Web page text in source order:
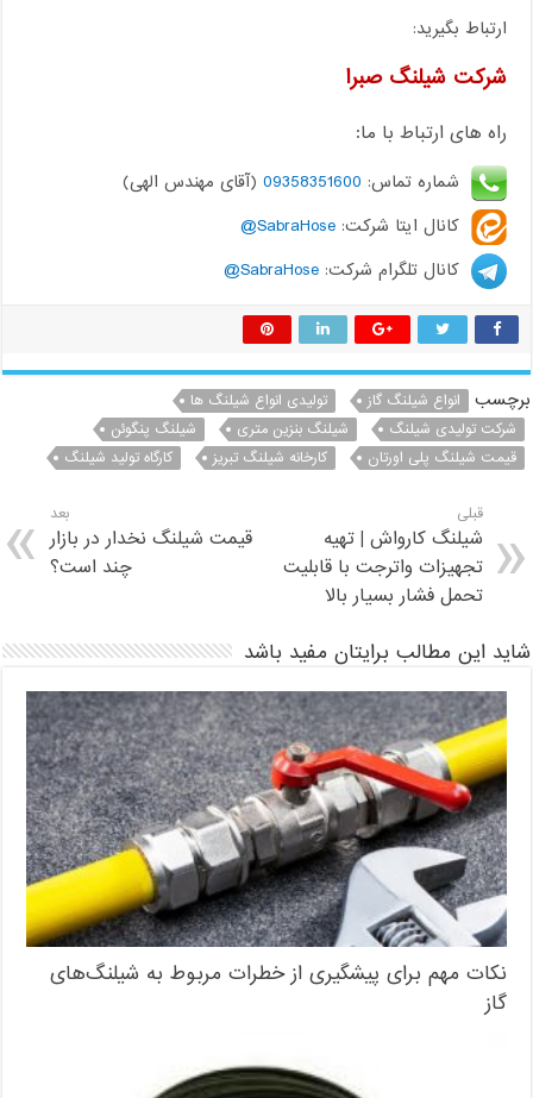
ارتباط بگیرید:
شرکت شیلنگ صبرا
راه های ارتباط با ما:
شماره تماس: 09358351600 (آقای مهندس الهی)
کانال ایتا شرکت:SabraHose@
کانال تلگرام شرکت:SabraHose@
برچسب انواع شیلنگ گاز
تولیدی انواع شیلنگ ها
شرکت تولیدی شیلنگ
شیلنگ بنزین متری
شیلنگ پنگوئن
قیمت شیلنگ پلی اورتان
کارخانه شیلنگ تبریز کارگاه تولید شیلنگ
قبلی
شیلنگ کارواش | تهیه
تجهیزات واترجت با قابلیت
تحمل فشار بسیار بالا
بعد
قیمت شیلنگ نخدار در بازار
چند است؟
شاید این مطالب برایتان مفید باشد
نکات مهم برای پیشگیری از خطرات مربوط به شیلنگ‌های
گاز